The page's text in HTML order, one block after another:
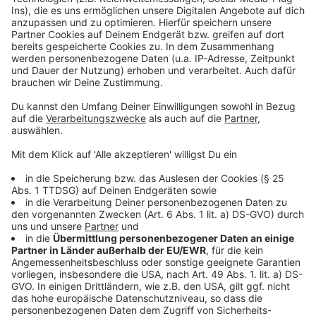
Anzeige
© Copyright: Netflix
Odd kann nach die Wiederaufstehung seiner
Gerichtsmedizin abholen.
© Copyright: Netflix
Liv und Odd: Sie muss ihren Blutshunger stillen, er nach
ihr aufräumen.
Anzeige